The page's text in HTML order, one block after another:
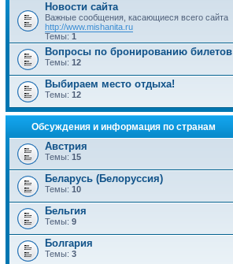
Новости сайта
Важные сообщения, касающиеся всего сайта
http://www.mishanita.ru
Темы: 1
Вопросы по бронированию билетов
Темы: 12
Выбираем место отдыха!
Темы: 12
Обсуждения и информация по странам
Австрия
Темы: 15
Беларусь (Белоруссия)
Темы: 10
Бельгия
Темы: 9
Болгария
Темы: 3